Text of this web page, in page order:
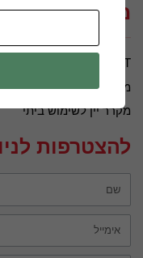
מאמרים
OUTLET
מכונת קרח
מקרר יין לשימוש ביתי
להצטרפות